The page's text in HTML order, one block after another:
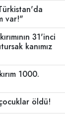
var!"
31'inci
kanımız
1000.
öldü!